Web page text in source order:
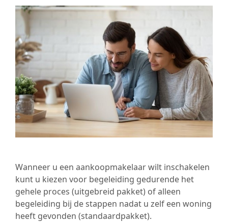
Wanneer u een aankoopmakelaar wilt inschakelen
kunt u kiezen voor begeleiding gedurende het
gehele proces (uitgebreid pakket) of alleen
begeleiding bij de stappen nadat u zelf een woning
heeft gevonden (standaardpakket).